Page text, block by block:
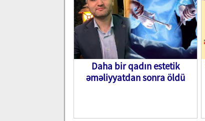
Daha bir qadın estetik
əməliyyatdan sonra öldü